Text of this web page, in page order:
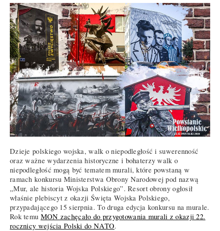
Dzieje polskiego wojska, walk o niepodległość i suwerenność
oraz ważne wydarzenia historyczne i bohaterzy walk o
niepodległość mogą być tematem murali, które powstaną w
ramach konkursu Ministerstwa Obrony Narodowej pod nazwą
„Mur, ale historia Wojska Polskiego”. Resort obrony ogłosił
właśnie plebiscyt z okazji Święta Wojska Polskiego,
przypadającego 15 sierpnia. To druga edycja konkursu na murale.
Rok temu MON zachęcało do przygotowania murali z okazji 22.
rocznicy wejścia Polski do NATO.